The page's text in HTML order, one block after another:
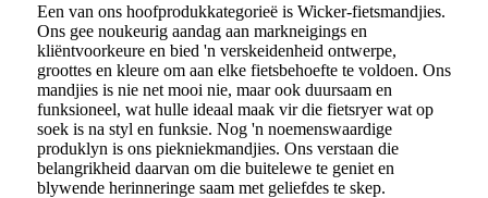
Een van ons hoofprodukkategorieë is Wicker-fietsmandjies.
Ons gee noukeurig aandag aan markneigings en
kliëntvoorkeure en bied 'n verskeidenheid ontwerpe,
groottes en kleure om aan elke fietsbehoefte te voldoen. Ons
mandjies is nie net mooi nie, maar ook duursaam en
funksioneel, wat hulle ideaal maak vir die fietsryer wat op
soek is na styl en funksie. Nog 'n noemenswaardige
produklyn is ons piekniekmandjies. Ons verstaan ​​die
belangrikheid daarvan om die buitelewe te geniet en
blywende herinneringe saam met geliefdes te skep.